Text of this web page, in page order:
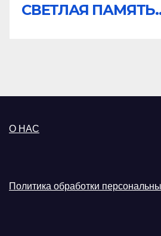
СВЕТЛАЯ
О НАС
Политика обработки